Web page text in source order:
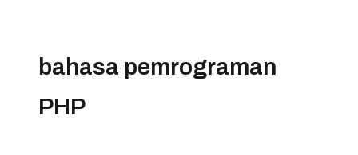
bahasa pemrograman
PHP